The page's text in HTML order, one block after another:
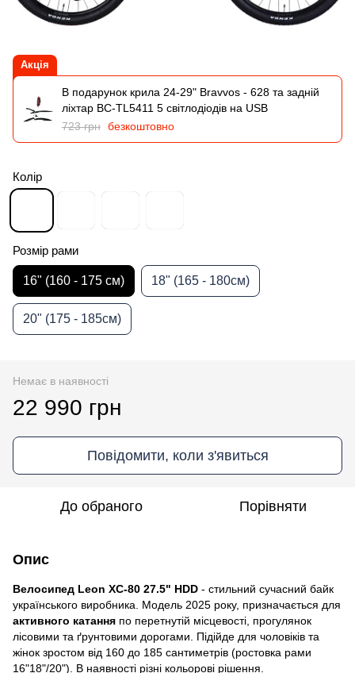
Акція
В подарунок крила 24-29" Bravvos - 628 та задній
ліхтар BC-TL5411 5 світлодіодів на USB
723 грн безкоштовно
Колір
Розмір рами
16" (160 - 175 см) 18" (165 - 180см)
20" (175 - 185см)
Немає в наявності
22 990 грн
Повідомити, коли з'явиться
До обраного Порівняти
Опис
Велосипед Leon XC-80 27.5" HDD - стильний сучасний байк
українського виробника. Модель 2025 року, призначається для
активного катання по перетнутій місцевості, прогулянок
лісовими та ґрунтовими дорогами. Підійде для чоловіків та
жінок зростом від 160 до 185 сантиметрів (ростовка рами
16"18"/20"). В наявності різні кольорові рішення.